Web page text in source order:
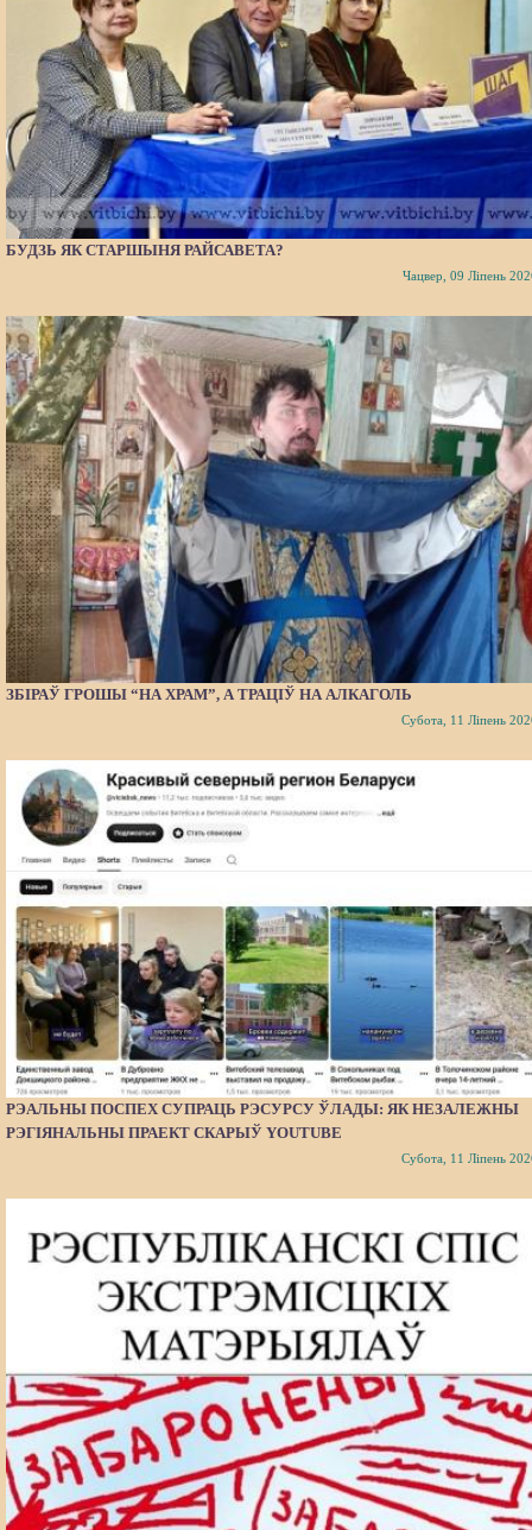
БУДЗЬ ЯК СТАРШЫНЯ РАЙСАВЕТА?
Чацвер, 09 Ліпень
ЗБІРАЎ ГРОШЫ “НА ХРАМ”, А ТРАЦІЎ НА АЛКАГОЛЬ
Субота, 11 Ліпень
РЭАЛЬНЫ ПОСПЕХ СУПРАЦЬ РЭСУРСУ ЎЛАДЫ: ЯК НЕЗАЛЕЖНЫ
РЭГІЯНАЛЬНЫ ПРАЕКТ СКАРЫЎ YOUTUBE
Субота, 11 Ліпень